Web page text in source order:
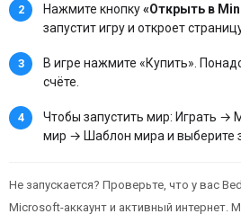
Нажмите кнопку«Открыть в
запустит игру и откроет
В игре нажмите «Купить».
счёте.
Чтобы запустить мир: Играть
мир → Шаблон мира и выберите
Не запускается? Проверьте, что у вас
Microsoft-аккаунт и активный интернет.